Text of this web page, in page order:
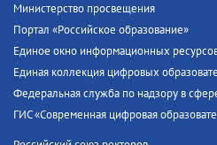
Министерство просвещения
Портал «Российское образование»
Единое окно информационных
Единая коллекция цифровых
Федеральная служба по надзору в
ГИС «Современная цифровая